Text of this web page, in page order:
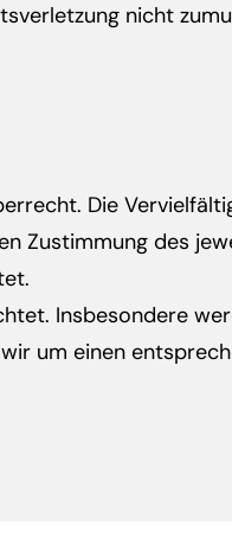
nicht
Die
Zustimmung des
Insbesondere
um einen